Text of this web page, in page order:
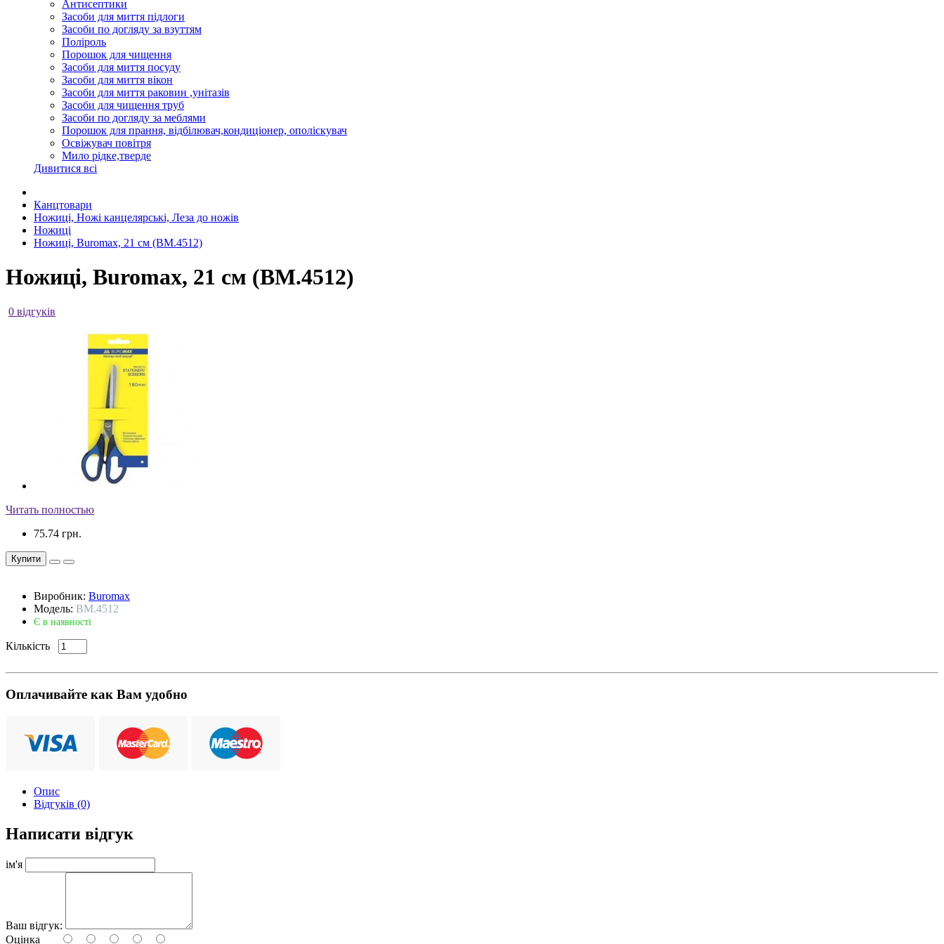
Антисептики
Засоби для миття підлоги
Засоби по догляду за взуттям
Поліроль
Порошок для чищення
Засоби для миття посуду
Засоби для миття вікон
Засоби для миття раковин ,унітазів
Засоби для чищення труб
Засоби по догляду за меблями
Порошок для прання, відбілювач,кондиціонер, ополіскувач
Освіжувач повітря
Мило рідке,тверде
Дивитися всі
Канцтовари
Ножиці, Ножі канцелярські, Леза до ножів
Ножиці
Ножиці, Buromax, 21 см (BM.4512)
Ножиці, Buromax, 21 см (BM.4512)
0 відгуків
Читать полностью
75.74 грн.
Купити
Виробник: Buromax
Модель: BM.4512
Є в наявності
Кількість
Оплачивайте как Вам удобно
Опис
Відгуків (0)
Написати відгук
ім'я
Ваш відгук:
Оцінка